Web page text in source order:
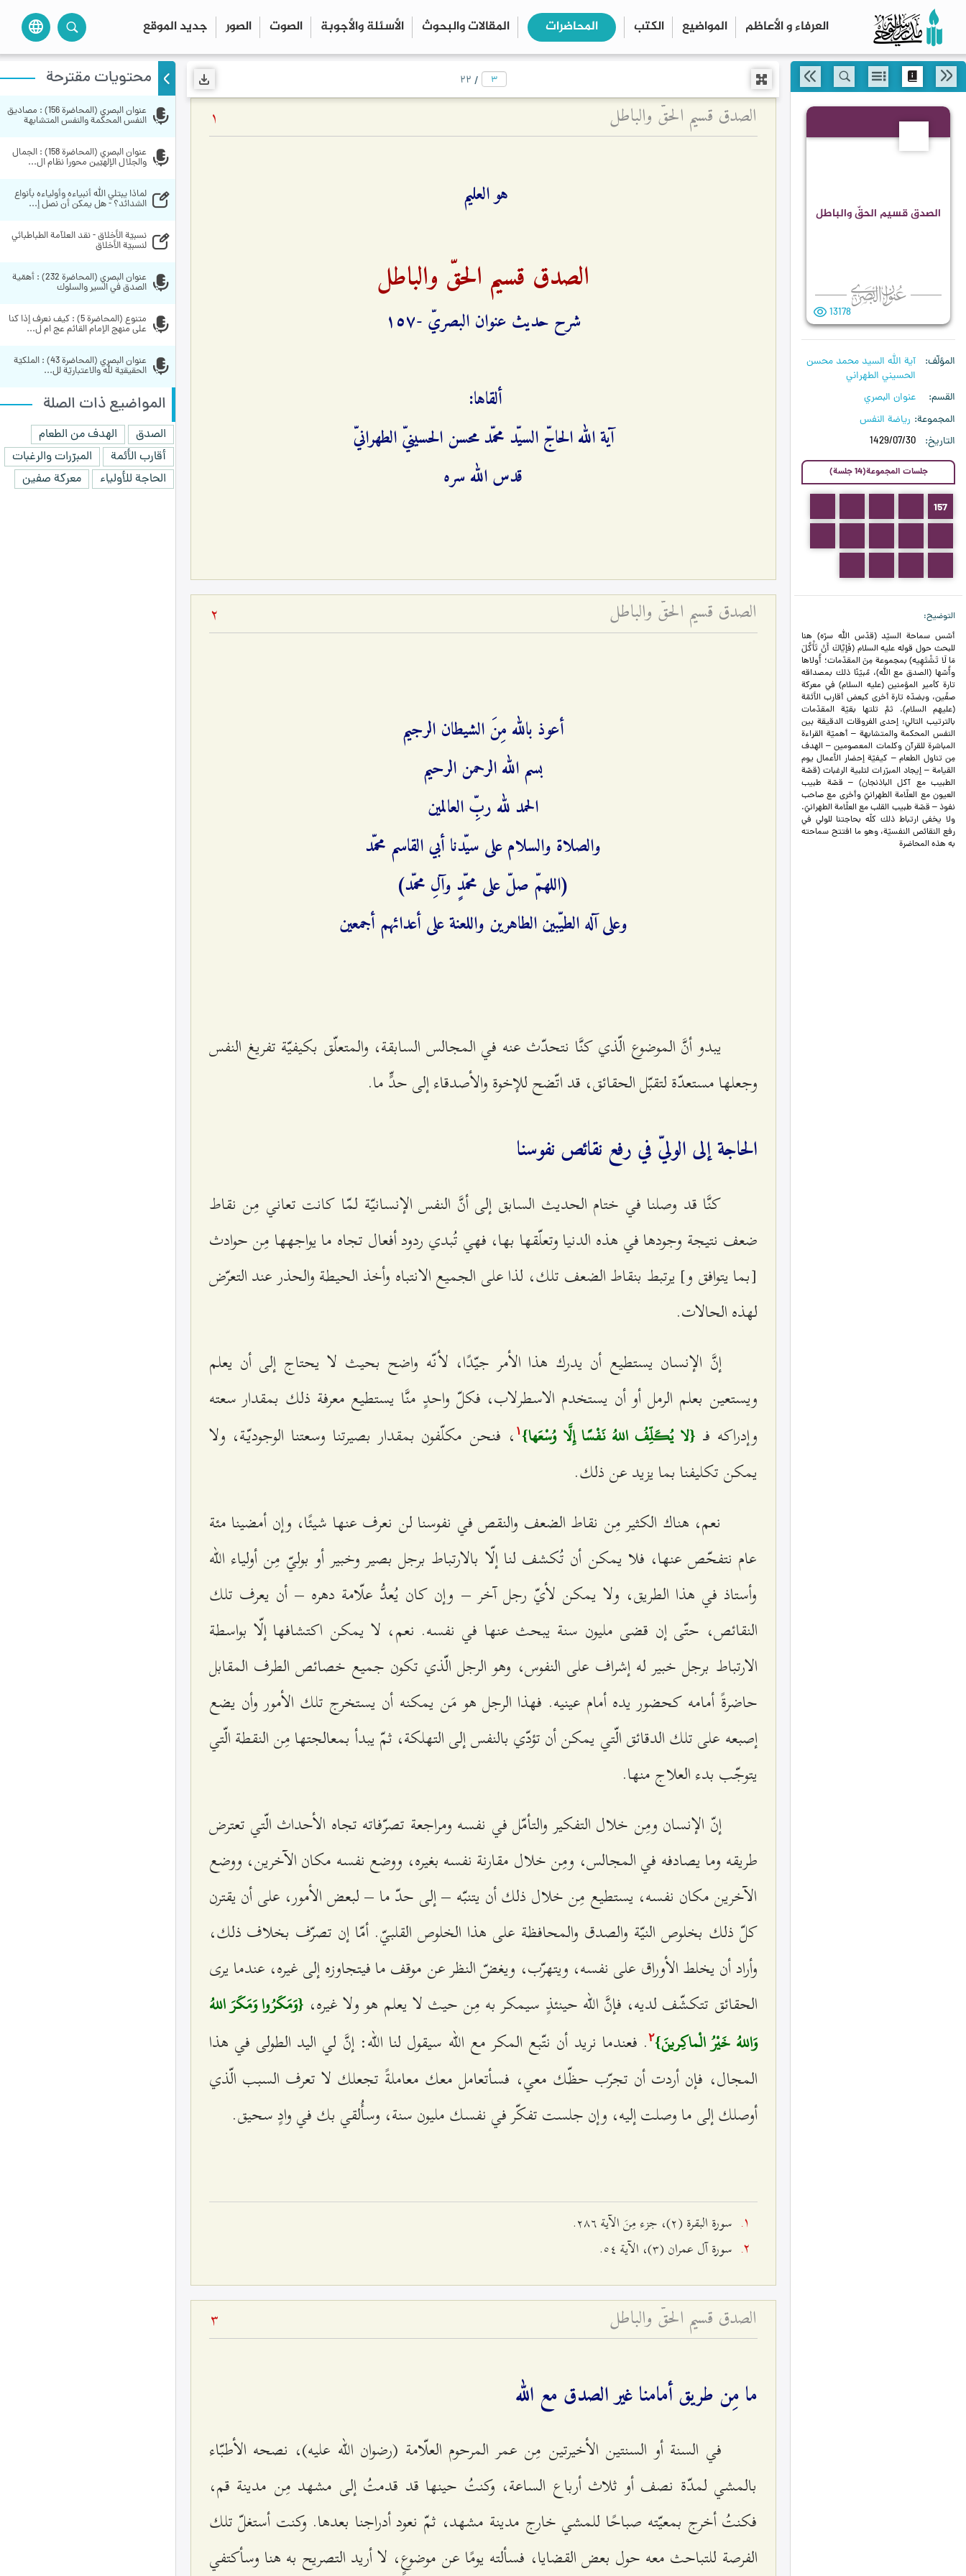
العرفاء و الأعاظم المواضیع الكتب المحاضرات المقالات والبحوث الأسئلة والأجوبة الصوت الصور جديد الموقع language search
close
الصدق قسيم الحقّ والباطل
13178
المؤلّف
آية الله السيد محمد محسن
الحسيني الطهراني
القسم
عنوان البصري
المجموعة رياضة النفس
التاريخ
1429/07/30
جلسات المجموعة(14 جلسة)
157
التوضيح
أسّس سماحة السيّد (قدّس الله سرّه) هنا
للبحث حول قوله عليه السلام (فَإيَّاكَ أَنْ تَأْكُلَ
مَا لَا تَشْتَهِيه) بمجموعة مِنَ المقدّمات؛ أُولاها
وأُسّها (الصدق مع الله)، مُبيّنًا ذلك بمصداقه
تارة كأمير المؤمنين (عليه السلام) في معركة
صفّين، وبضدّه تارة أخرى كبعض أقارب الأئمّة
(عليهم السلام). ثمَّ تلتها بقيّة المقدّمات
بالترتيب التالي: إحدى الفروقات الدقيقة بين
النفس المحكمة والمتشابهة – أهميّة القراءة
المباشرة للقرآن وكلمات المعصومين – الهدف
مِن تناول الطعام – كيفيّة إحضار الأعمال يوم
القيامة – إيجاد المبرّرات لتلبية الرغبات (قصّة
الطبيب مع آكل الباذنجان) – قصّة طبيب
العيون مع العلّامة الطهرانيّ وأخرى مع صاحب
نفوذ – قصّة طبيب القلب مع العلّامة الطهرانيّ.
ولا يخفى ارتباط ذلك كلّه بحاجتنا للولي في
رفع النقائص النفسيّة، وهو ما افتتح سماحته
به هذه المحاضرة
/ ۲۲
الصدق قسيم الحقّ والباطل 1
هو العليم
الصدق قسيم الحقّ والباطل
شرح حديث عنوان البصريّ -۱٥۷
ألقاها:
آية الله الحاجّ السيّد محمّد محسن الحسينيّ الطهرانيّ
قدس الله سره
الصدق قسيم الحقّ والباطل 2
أعوذ بالله مِنَ الشيطان الرجيم
بسم الله الرحمن الرحيم
الحمد لله ربِّ العالمين
والصلاة والسلام على سيّدنا أبي القاسم محمّد
(اللهمّ صلّ على محمّدٍ وآلِ محمّد)
وعلى آله الطيّبين الطاهرين واللعنة على أعدائهم أجمعين
يبدو أنَّ الموضوع الّذي كنَّا نتحدّث عنه في المجالس السابقة، والمتعلّق بكيفيّة تفريغ النفس
وجعلها مستعدّة لتقبّل الحقائق، قد اتّضح للإخوة والأصدقاء إلى حدٍّ ما.
الحاجة إلى الوليّ في رفع نقائص نفوسنا
كنَّا قد وصلنا في ختام الحديث السابق إلى أنَّ النفس الإنسانيّة لمّا كانت تعاني مِن نقاط
ضعف نتيجة وجودها في هذه الدنيا وتعلّقها بها، فهي تُبدي ردود أفعال تجاه ما يواجهها مِن حوادث
[بما يتوافق و] يرتبط بنقاط الضعف تلك، لذا على الجميع الانتباه وأخذ الحيطة والحذر عند التعرّض
لهذه الحالات.
إنَّ الإنسان يستطيع أن يدرك هذا الأمر جيّدًا، لأنّه واضح بحيث لا يحتاج إلى أن يعلم
ويستعين بعلم الرمل أو أن يستخدم الاسطرلاب، فكلّ واحدٍ منَّا يستطيع معرفة ذلك بمقدار سعته
وإدراكه فـ {لا يُكَلِّفُ اللهُ نَفْسًا إِلَّا وُسْعَها}۱ ، فنحن مكلّفون بمقدار بصيرتنا وسعتنا الوجوديّة، ولا
يمكن تكليفنا بما يزيد عن ذلك.
نعم، هناك الكثير مِن نقاط الضعف والنقص في نفوسنا لن نعرف عنها شيئًا، وإن أمضينا مئة
عام نتفحّص عنها، فلا يمكن أن تُكشف لنا إلّا بالارتباط برجل بصير وخبير أو بوليّ مِن أولياء الله
وأستاذ في هذا الطريق، ولا يمكن لأيّ رجل آخر – وإن كان يُعدُّ علّامة دهره – أن يعرف تلك
النقائص، حتّى إن قضى مليون سنة يبحث عنها في نفسه. نعم، لا يمكن اكتشافها إلّا بواسطة
الارتباط برجل خبير له إشراف على النفوس، وهو الرجل الّذي تكون جميع خصائص الطرف المقابل
حاضرةً أمامه كحضور يده أمام عينيه. فهذا الرجل هو مَن يمكنه أن يستخرج تلك الأمور وأن يضع
إصبعه على تلك الدقائق الّتي يمكن أن تؤدّي بالنفس إلى التهلكة، ثمّ يبدأ بمعالجتها مِن النقطة الّتي
يتوجّب بدء العلاج منها.
إنّ الإنسان ومِن خلال التفكير والتأمّل في نفسه ومراجعة تصرّفاته تجاه الأحداث الّتي تعترض
طريقه وما يصادفه في المجالس، ومِن خلال مقارنة نفسه بغيره، ووضع نفسه مكان الآخرين، ووضع
الآخرين مكان نفسه، يستطيع مِن خلال ذلك أن يتنبّه – إلى حدّ ما – لبعض الأمور، على أن يقترن
كلّ ذلك بخلوص النيّة والصدق والمحافظة على هذا الخلوص القلبيّ. أمّا إن تصرّف بخلاف ذلك،
وأراد أن يخلط الأوراق على نفسه، ويتهرّب، ويغضّ النظر عن موقف ما فيتجاوزه إلى غيره، عندما يرى
الحقائق تتكشّف لديه، فإنَّ الله حينئذٍ سيمكر به مِن حيث لا يعلم هو ولا غيره، {وَمَكَرُوا وَمَكَرَ اللهُ
وَاللهُ خَيْرُ الْماكِرينَ}٢. فعندما نريد أن نتّبع المكر مع الله سيقول لنا الله: إنَّ لي اليد الطولى في هذا
المجال، فإن أردت أن تجرّب حظّك معي، فسأتعامل معك معاملةً تجعلك لا تعرف السبب الّذي
أوصلك إلى ما وصلت إليه، وإن جلست تفكّر في نفسك مليون سنة، وسأُلقي بك في وادٍ سحيق.
سورة البقرة (٢)، جزء مِنَ الآية ٢۸٦.
سورة آل عمران (٣)، الآية ٥٤.
الصدق قسيم الحقّ والباطل 3
ما مِن طريق أمامنا غير الصدق مع الله
في السنة أو السنتين الأخيرتين مِن عمر المرحوم العلّامة (رضوان الله عليه)، نصحه الأطبّاء
بالمشي لمدّة نصف أو ثلاث أرباع الساعة، وكنتُ حينها قد قدمتُ إلى مشهد مِن مدينة قم،
فكنتُ أخرج بمعيّته صباحًا للمشي خارج مدينة مشهد، ثمّ نعود أدراجنا بعدها. وكنت أستغلّ تلك
الفرصة للتباحث معه حول بعض القضايا، فسألته يومًا عن موضوعٍ، لا أريد التصريح به هنا وسأكتفي
محتويات مقترحة
النفس المحكمة والنفس المتشابهة
والجلال الإلهيّين محورا نظام ال...
الشدائد؟ - هل يمكن أن نصل إ...
لنسبيّة الأخلاق
الصدق في السير والسلوك
على منهج الإمام القائم عج ام ل...
الحقيقيّة لله والاعتباريّة لل...
المواضيع ذات الصلة
الصدق
الهدف من الطعام
أقارب الأئمة
المبرّرات والرغبات
الحاجة للأولياء
معركة صفين